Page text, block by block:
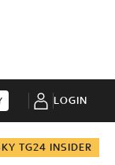
LOGIN
TG24 INSIDER